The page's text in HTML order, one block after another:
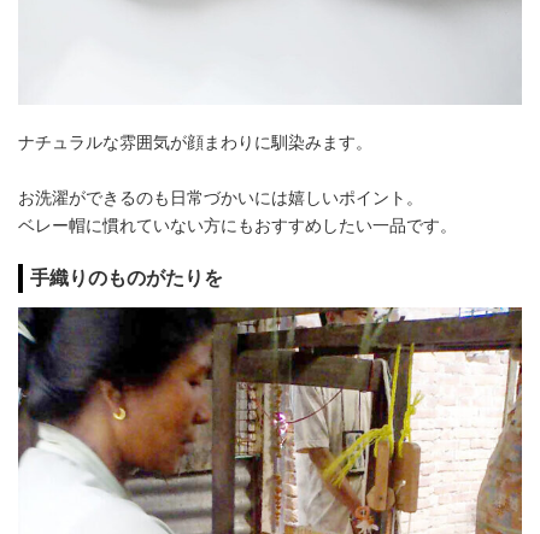
ナチュラルな雰囲気が顔まわりに馴染みます。
お洗濯ができるのも日常づかいには嬉しいポイント。
ベレー帽に慣れていない方にもおすすめしたい一品です。
手織りのものがたりを